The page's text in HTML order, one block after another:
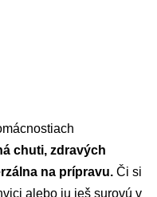
chuti, zdravých
na prípravu. Či si
alebo ju ješ surovú v